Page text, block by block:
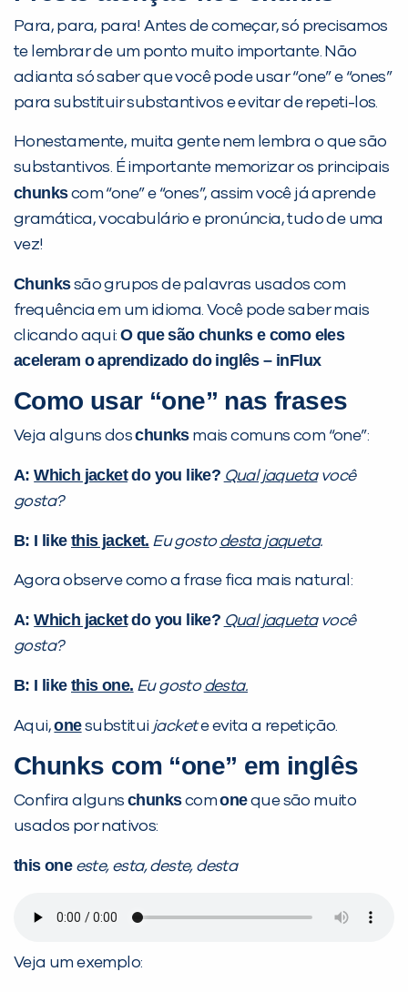
Para, para, para! Antes de começar, só precisamos
te lembrar de um ponto muito importante. Não
adianta só saber que você pode usar “one” e “ones”
para substituir substantivos e evitar de repeti-los.
Honestamente, muita gente nem lembra o que são
substantivos. É importante memorizar os principais
chunkscom “one” e “ones”, assim você já aprende
gramática, vocabulário e pronúncia, tudo de uma
vez!
Chunkssão grupos de palavras usados com
frequência em um idioma. Você pode saber mais
clicando aqui:O que sãochunkse como eles
aceleram o aprendizado do inglês – inFlux
Como usar “one” nas frases
Veja alguns doschunksmais comuns com “one”:
A:Which jacketdo you like? Qual jaquetavocê
gosta?
B: I like this jacket. Eu gostodesta jaqueta.
Agora observe como a frase fica mais natural:
A:Which jacketdo you like? Qual jaquetavocê
gosta?
B: I like this one. Eu gostodesta.
Aqui,onesubstitui jackete evita a repetição.
Chunks com “one” em inglês
Confira alguns chunkscomoneque são muito
usados por nativos:
this one este, esta, deste, desta
Veja um exemplo:
Desculpe!
Não encontramos nenhuma unidade
inFlux nesta cidade ou bairro que
você digitou.
Preencha com seus dados abaixo e
já vamos te colocar em contato
Você é aluno inFlux?
Sim
VOLTAR